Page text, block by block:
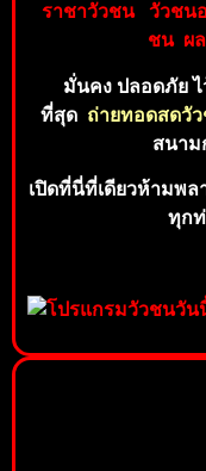
ราชาวัวชน วัวชน
ชน ผ
มั่นคง ปลอดภัย ไ
ที่สุด ถ่ายทอดสดวั
สนาม
เปิดที่นี่ที่เดียวห้ามพล
ทุก